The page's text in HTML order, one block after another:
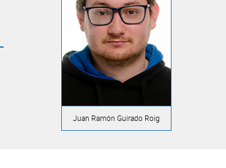
Juan Ramón Guirado Roig